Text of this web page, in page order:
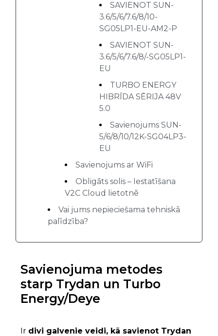
SAVIENOT SUN-
3.6/5/6/7.6/8/10-
SG05LP1-EU-AM2-P
SAVIENOT SUN-
3.6/5/6/7.6/8/-SG05LP1-
EU
TURBO ENERGY
HIBRĪDA SĒRIJA 48V
5.0
Savienojums SUN-
5/6/8/10/12K-SG04LP3-
EU
Savienojums ar WiFi
Obligāts solis – Iestatīšana
V2C Cloud lietotnē
Vai jums nepieciešama tehniskā
palīdzība?
Savienojuma metodes
starp Trydan un Turbo
Energy/Deye
Ir divi galvenie veidi, kā savienot Trydan